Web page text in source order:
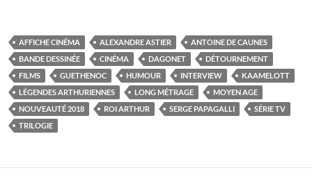
AFFICHE CINÉMA ALEXANDRE ASTIER
ANTOINE DE CAUNES
BANDE DESSINÉE
CINÉMA DAGONET
DÉTOURNEMENT
FILMS
GUETHENOC HUMOUR INTERVIEW
KAAMELOTT
LÉGENDES ARTHURIENNES
LONG MÉTRAGE
MOYEN AGE
NOUVEAUTÉ 2018
ROI ARTHUR SERGE PAPAGALLI
SÉRIE TV
TRILOGIE